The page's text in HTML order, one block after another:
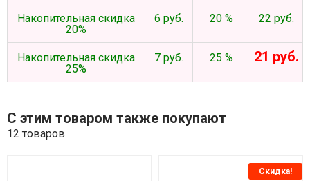
Накопительная скидка
20%
6 руб. 20 % 22 руб.
Накопительная скидка
25%
7 руб. 25 % 21 руб.
С этим товаром также покупают
12 товаров
Скидка!